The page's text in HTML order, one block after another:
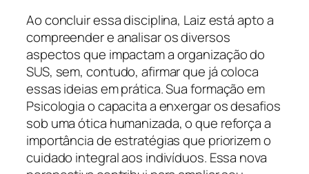
Ao concluir essa disciplina, Laiz está apto a
compreender e analisar os diversos
aspectos que impactam a organização do
SUS, sem, contudo, afirmar que já coloca
essas ideias em prática. Sua formação em
Psicologia o capacita a enxergar os desafios
sob uma ótica humanizada, o que reforça a
importância de estratégias que priorizem o
cuidado integral aos indivíduos. Essa nova